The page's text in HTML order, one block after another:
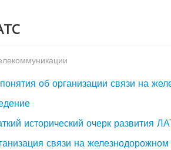
об организации связи на
исторический очерк развития
связи на железнодорожном